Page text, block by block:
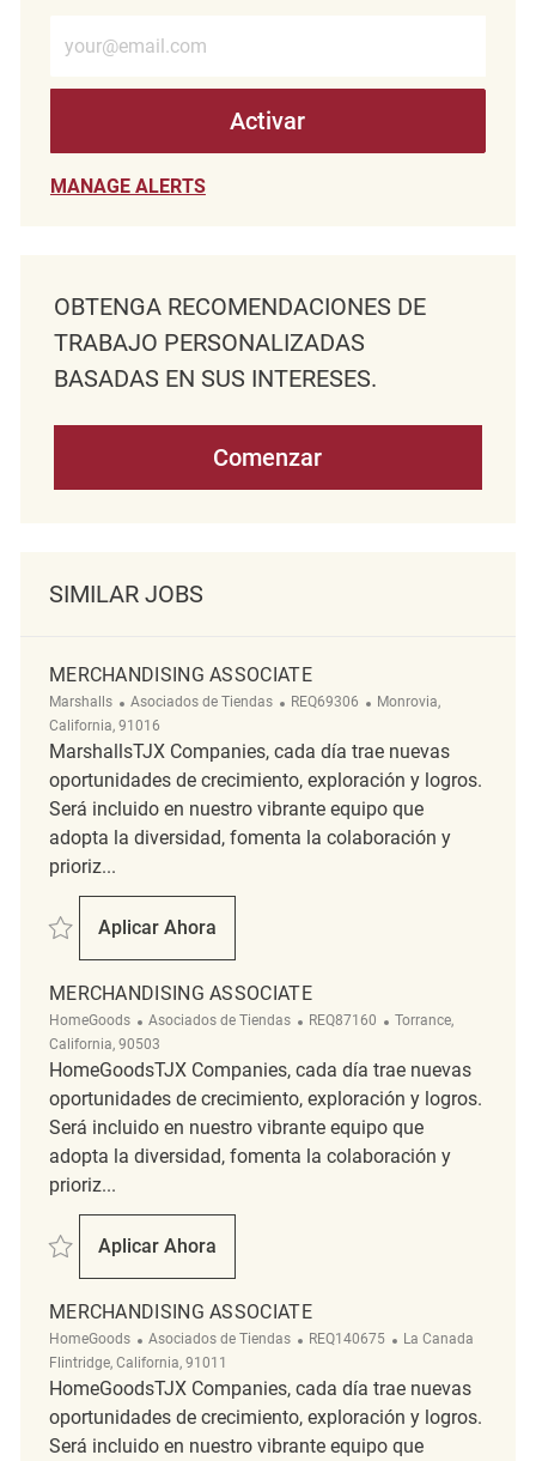
Activar
MANAGE ALERTS
OBTENGA RECOMENDACIONES DE
TRABAJO PERSONALIZADAS
BASADAS EN SUS INTERESES.
Comenzar
SIMILAR JOBS
MERCHANDISING ASSOCIATE
Marshalls Categoría
Asociados de Tiendas ReqId
REQ69306 Ubicación
Monrovia,
California, 91016
MarshallsTJX Companies, cada día trae nuevas
oportunidades de crecimiento, exploración y logros.
Será incluido en nuestro vibrante equipo que
adopta la diversidad, fomenta la colaboración y
prioriz...
Salvar Merchandising Associate REQ69306
Aplicar Ahora
Merchandising Associate
MERCHANDISING ASSOCIATE
HomeGoods Categoría
Asociados de Tiendas ReqId
REQ87160 Ubicación
Torrance,
California, 90503
HomeGoodsTJX Companies, cada día trae nuevas
oportunidades de crecimiento, exploración y logros.
Será incluido en nuestro vibrante equipo que
adopta la diversidad, fomenta la colaboración y
prioriz...
Salvar Merchandising Associate REQ87160
Aplicar Ahora
Merchandising Associate
MERCHANDISING ASSOCIATE
HomeGoods Categoría
Asociados de Tiendas ReqId
REQ140675 Ubicación
La Canada
Flintridge, California, 91011
HomeGoodsTJX Companies, cada día trae nuevas
oportunidades de crecimiento, exploración y logros.
Será incluido en nuestro vibrante equipo que